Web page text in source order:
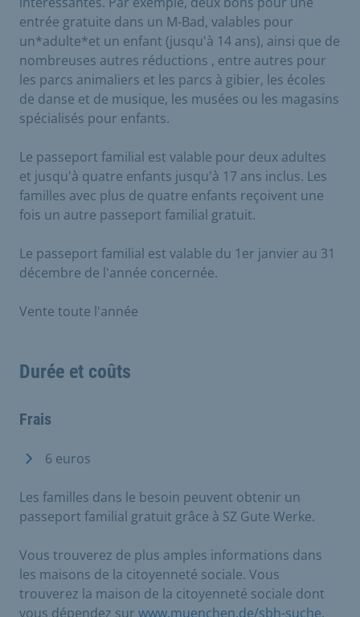
entrée gratuite dans un M-Bad, valables pour
un*adulte*et un enfant (jusqu'à 14 ans), ainsi que de
nombreuses autres réductions , entre autres pour
les parcs animaliers et les parcs à gibier, les écoles
de danse et de musique, les musées ou les magasins
spécialisés pour enfants.
Le passeport familial est valable pour deux adultes
et jusqu'à quatre enfants jusqu'à 17 ans inclus. Les
familles avec plus de quatre enfants reçoivent une
fois un autre passeport familial gratuit.
Le passeport familial est valable du 1er janvier au 31
décembre de l'année concernée.
Vente toute l'année
Durée et coûts
Frais
6 euros
Les familles dans le besoin peuvent obtenir un
passeport familial gratuit grâce à SZ Gute Werke.
Vous trouverez de plus amples informations dans
les maisons de la citoyenneté sociale. Vous
trouverez la maison de la citoyenneté sociale dont
vous dépendez sur www.muenchen.de/sbh-suche.